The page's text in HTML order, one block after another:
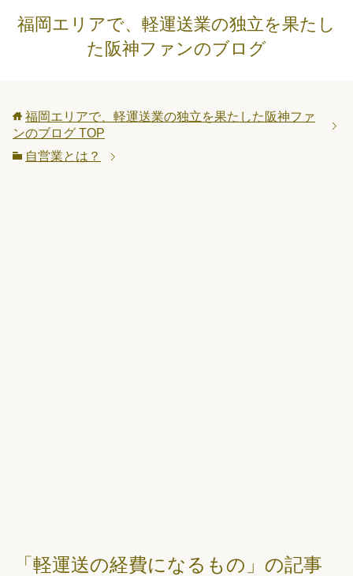
福岡エリアで、軽運送業の独立を果たし
た阪神ファンのブログ
福岡エリアで、軽運送業の独立を果たした阪神ファ
ンのブログ TOP
自営業とは？
「軽運送の経費になるもの」の記事